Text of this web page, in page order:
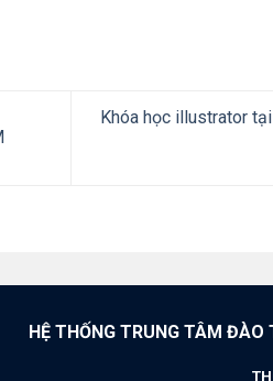
Khóa học illustrator
HỆ THỐNG TRUNG TÂM